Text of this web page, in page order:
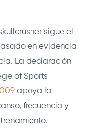
sigue el
en evidencia
La declaración
of Sports
apoya la
frecuencia y